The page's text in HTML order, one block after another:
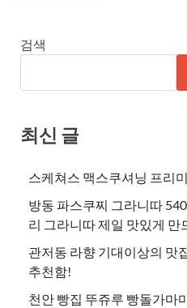
검색
최신 글
스케쳐스 맥스쿠셔닝 프리
방동 파스쿠찌 그라니따
리 그라니따 제일 맛있게 만
관저동 라향 기대이상의 맛
추천함!
천안 빵집 뚜쥬루 빵돌가마